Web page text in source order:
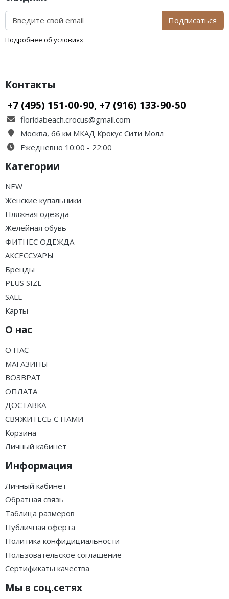
Подписаться
Подробнее об условиях
Контакты
+7 (495) 151-00-90, +7 (916) 133-90-50
floridabeach.crocus@gmail.com
Москва, 66 км МКАД Крокус Сити Молл
Ежедневно 10:00 - 22:00
Категории
NEW
Женские купальники
Пляжная одежда
Желейная обувь
ФИТНЕС ОДЕЖДА
АКСЕССУАРЫ
Бренды
PLUS SIZE
SALE
Карты
О нас
О НАС
МАГАЗИНЫ
ВОЗВРАТ
ОПЛАТА
ДОСТАВКА
СВЯЖИТЕСЬ С НАМИ
Корзина
Личный кабинет
Информация
Личный кабинет
Обратная связь
Таблица размеров
Публичная оферта
Политика конфидициальности
Пользовательское соглашение
Сертификаты качества
Мы в соц.сетях